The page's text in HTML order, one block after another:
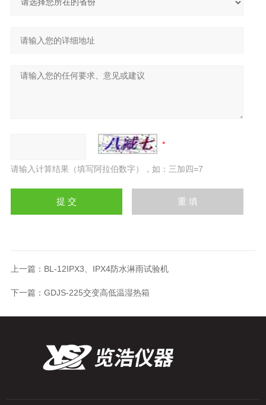
请输入计算结果（填写阿拉伯数字），如：三加四=7
上一篇： BL-12IPX3、IPX4防水淋雨试验机
下一篇： GDJS-225交变高低温湿热箱